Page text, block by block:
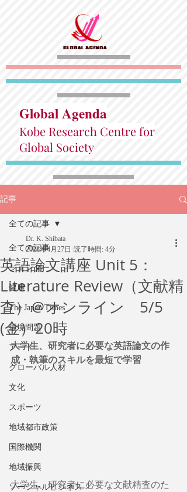
Global Agenda
Kobe Research Centre for
Global Society
記事
全ての記事
ジェンダー
健康
The Japan Times
環境問題
アート
グローバル人材
文化
スポーツ
地域都市政策
国際機関
地域振興
ソーシャルビジネス
全ての記事
英語論文講座 Unit 5：
Literature Review（文献精
査）＠オンライン 5/5
(金）20時
Dr. K. Shibata
2023年4月27日 読了時間: 4分
大学生、研究者に必要な英語論文の作
成・執筆のスキルを最短で学習
大学生、研究者に必要な文献精査のた